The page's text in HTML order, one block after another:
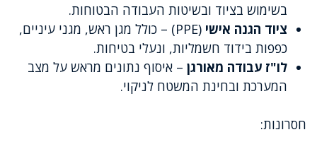
בשימוש בציוד ובשיטות העבודה הבטוחות.
ציוד הגנה אישי
(PPE) – כולל מגן ראש, מגני עיניים,
כפפות בידוד חשמליות, ונעלי בטיחות.
לו"ז עבודה מאורגן – איסוף נתונים מראש על מצב
המערכת ובחינת המשטח לניקוי.
חסרונות: